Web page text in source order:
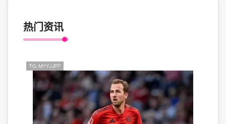
热门资讯